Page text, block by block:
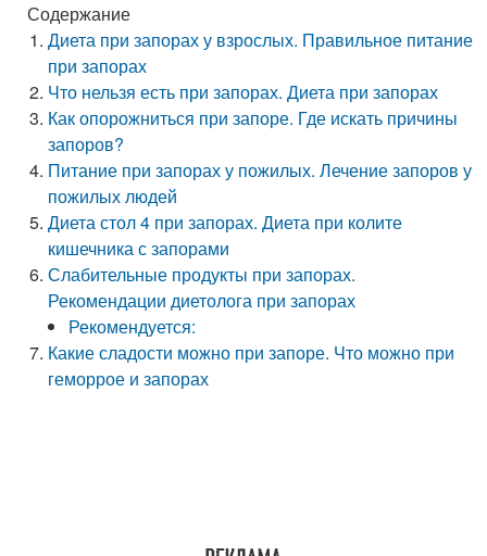
Содержание
Диета при запорах у взрослых. Правильное питание
при запорах
Что нельзя есть при запорах. Диета при запорах
Как опорожниться при запоре. Где искать причины
запоров?
Питание при запорах у пожилых. Лечение запоров у
пожилых людей
Диета стол 4 при запорах. Диета при колите
кишечника с запорами
Слабительные продукты при запорах.
Рекомендации диетолога при запорах
Рекомендуется:
Какие сладости можно при запоре. Что можно при
геморрое и запорах